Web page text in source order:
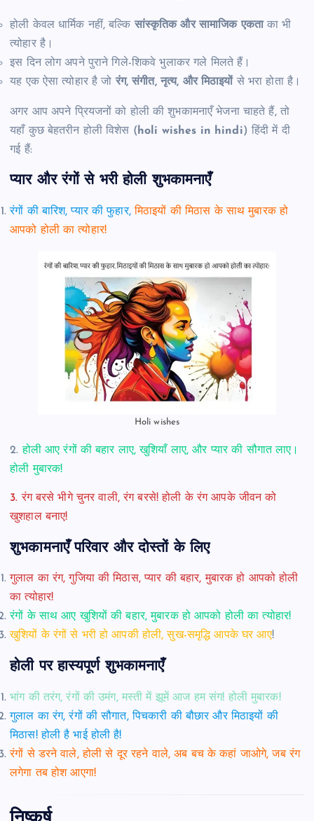
होली केवल धार्मिक नहीं, बल्कि सांस्कृतिक और सामाजिक एकताका भी
त्योहार है।
इस दिन लोग अपने पुराने गिले-शिकवे भुलाकर गले मिलते हैं।
यह एक ऐसा त्योहार है जो रंग, संगीत, नृत्य, और मिठाइयोंसे भरा होता है।
अगर आप अपने प्रियजनों को होली की शुभकामनाएँ भेजना चाहते हैं, तो
यहाँ कुछ बेहतरीन होली विशेस ( holi wishes in hindi) हिंदी में दी
गई हैं:
प्यार और रंगों से भरी होली शुभकामनाएँ
रंगों की बारिश, प्यार की फुहार, मिठाइयों की मिठास के साथ मुबारक हो
आपको होली का त्योहार!
Holi wishes
2.होली आए रंगों की बहार लाए, खुशियाँ लाए, और प्यार की सौगात लाए।
होली मुबारक!
3. रंग बरसे भीगे चुनर वाली, रंग बरसे! होली के रंग आपके जीवन को
खुशहाल बनाए!
शुभकामनाएँ परिवार और दोस्तों के लिए
गुलाल का रंग, गुजिया की मिठास, प्यार की बहार, मुबारक हो आपको होली
का त्योहार!
रंगों के साथ आए खुशियों की बहार, मुबारक हो आपको होली का त्योहार!
खुशियों के रंगों से भरी हो आपकी होली, सुख-समृद्धि आपके घर आए!
होली पर हास्यपूर्ण शुभकामनाएँ
भांग की तरंग, रंगों की उमंग, मस्ती में झूमें आज हम संग! होली मुबारक!
गुलाल का रंग, रंगों की सौगात, पिचकारी की बौछार और मिठाइयों की
मिठास! होली है भाई होली है!
रंगों से डरने वाले, होली से दूर रहने वाले, अब बच के कहां जाओगे, जब रंग
लगेगा तब होश आएगा!